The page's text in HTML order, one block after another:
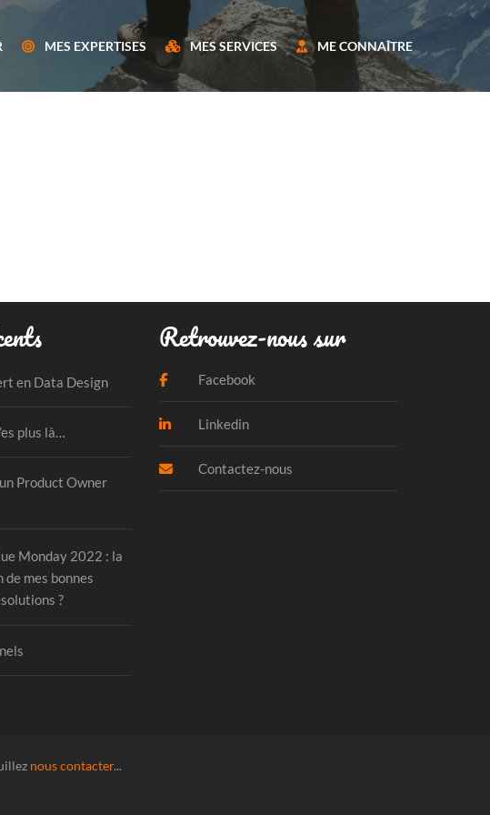
MES EXPERTISES MES SERVICES ME CONNAÎTRE
en Data Design
plus là…
Product Owner
Monday 2022 : la
de mes bonnes
?
Retrouvez-nous sur
Facebook
Linkedin
Contactez-nous
nous contacter...